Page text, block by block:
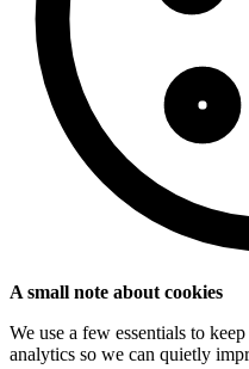
A small note about cookies
We use a few essentials to
analytics so we can quietly